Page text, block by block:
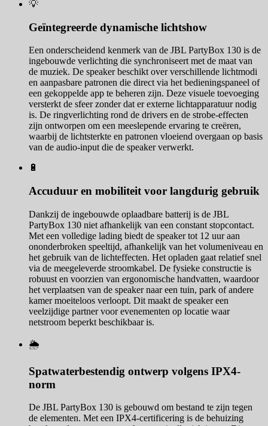
💡
Geïntegreerde dynamische lichtshow
Een onderscheidend kenmerk van de JBL PartyBox 130 is de
ingebouwde verlichting die synchroniseert met de maat van
de muziek. De speaker beschikt over verschillende lichtmodi
en aanpasbare patronen die direct via het bedieningspaneel of
een gekoppelde app te beheren zijn. Deze visuele toevoeging
versterkt de sfeer zonder dat er externe lichtapparatuur nodig
is. De ringverlichting rond de drivers en de strobe-effecten
zijn ontworpen om een meeslepende ervaring te creëren,
waarbij de lichtsterkte en patronen vloeiend overgaan op basis
van de audio-input die de speaker verwerkt.
🔋
Accuduur en mobiliteit voor langdurig gebruik
Dankzij de ingebouwde oplaadbare batterij is de JBL
PartyBox 130 niet afhankelijk van een constant stopcontact.
Met een volledige lading biedt de speaker tot 12 uur aan
ononderbroken speeltijd, afhankelijk van het volumeniveau en
het gebruik van de lichteffecten. Het opladen gaat relatief snel
via de meegeleverde stroomkabel. De fysieke constructie is
robuust en voorzien van ergonomische handvatten, waardoor
het verplaatsen van de speaker naar een tuin, park of andere
kamer moeiteloos verloopt. Dit maakt de speaker een
veelzijdige partner voor evenementen op locatie waar
netstroom beperkt beschikbaar is.
🌦️
Spatwaterbestendig ontwerp volgens IPX4-
norm
De JBL PartyBox 130 is gebouwd om bestand te zijn tegen
de elementen. Met een IPX4-certificering is de behuizing